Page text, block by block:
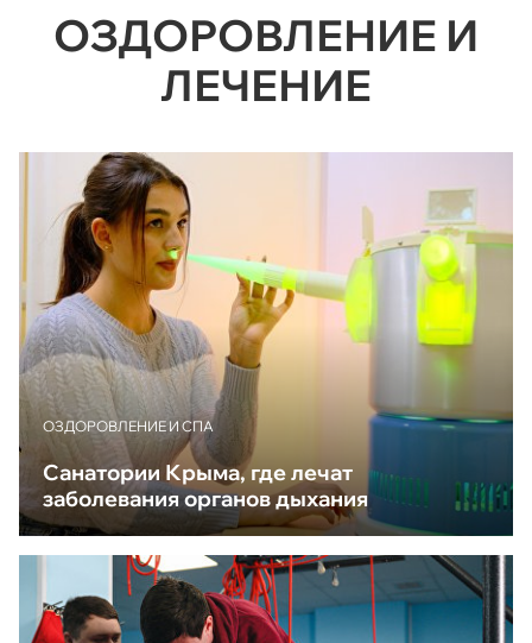
ОЗДОРОВЛЕНИЕ И
ЛЕЧЕНИЕ
ОЗДОРОВЛЕНИЕ И СПА
Санатории Крыма, где лечат
заболевания органов дыхания